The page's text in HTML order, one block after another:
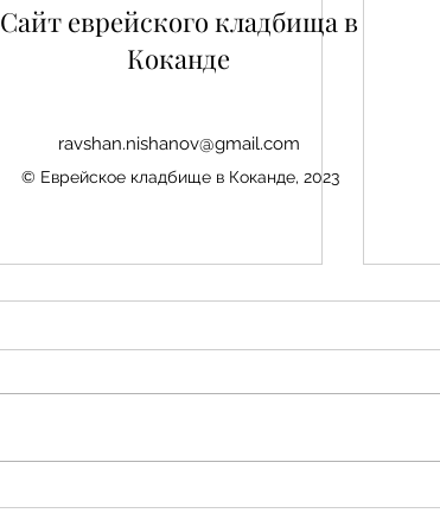
Авезбакиев Эдуард
Сайт еврейского кладбища в
Коканде
ravshan.nishanov@gmail.com
© Еврейское кладбище в Коканде, 2023